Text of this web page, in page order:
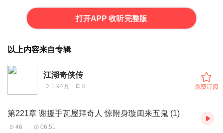
打开APP 收听完整版
以上内容来自专辑
江湖奇侠传
1.94万 0 免费订阅
第221章 谢援手瓦屋拜奇人 惊附身璇闺来五鬼 (1)
46 06:51